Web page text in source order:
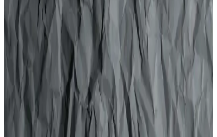
TOTEX Jöle 3'lü Set Pratik Kullanım ve
Dayanıklılık Sunan Tatlı Jöleleri
TOTEX Jöle 3'lü set, 750 ml'lik paketleriyle kolay kullanımı ve
yüksek tutuculuk özellikleriyle öne çıkar. Tatlı ve meşrubatlarda
dayanıklı ve estetik sonuçlar sağlar.
Bonhair Jöle Waxy Gum 700 ml: Doğal Görünüm
ve Uzun Süreli Sabitlik Sağlayan Saç Şekillendirme
Ürünü
Bonhair Waxy Gum 700 ml, hafif tutucu yapısıyla saçlara parlaklık
ve doğal görünüm kazandırır, uzun süre kalıcılık sağlar, ekonomik
ve kullanımı kolaydır.